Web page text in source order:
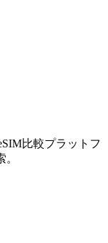
比較プラットフ